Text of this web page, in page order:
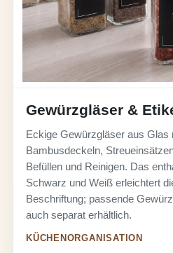
Gewürzgläser &
Eckige Gewürzgläser aus Glas
Bambusdeckeln,
Befüllen und Reinigen. Das
Schwarz und Weiß erleichtert
Beschriftung; passende
auch separat erhältlich.
KÜCHENORGANISATION